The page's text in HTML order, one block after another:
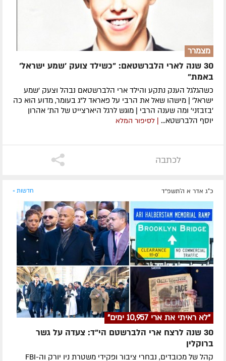
מצמרר
30 שנה לארי הלברשטאם: "כשילד צועק 'שמע ישראל'
באמת"
כשהגלגל הענק נתקע והילד ארי הלברשטאם נבהל וצעק 'שמע
ישראל' | מישהו שאל את הרבי על פאראד ל"ג בעומר, מדוע הוא כה
'בזבזני' ומה שענה הרבי | מוגש לרגל היארצייט של הת' אהרון
יוסף הלברשטא... | לסיפור המלא
לכתבה
כ"ג אדר א ה׳תשפ״ד חדשות »
"לא ראיתי את ארי 10,957 ימים"
30 שנה לרצח ארי הלברשטם הי"ד: צעדה על גשר
ברוקלין
קהל של מכובדים, נבחרי ציבור ופקידי משטרת ניו יורק וה-FBI